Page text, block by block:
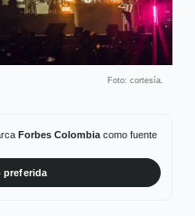
Foto: cortesía.
Forbes Colombiacomo fuente
preferida